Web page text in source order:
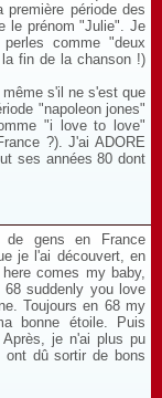
période des
le prénom "Julie". Je
comme "deux
fin de la chanson !)
s'il ne s'est que
"napoleon jones"
"i love to love"
?). J'ai ADORE
ses années 80 dont
gens en France
je l'ai découvert, en
comes my baby,
suddenly you love
Toujours en 68 my
bonne étoile. Puis
je n'ai plus pu
dû sortir de bons